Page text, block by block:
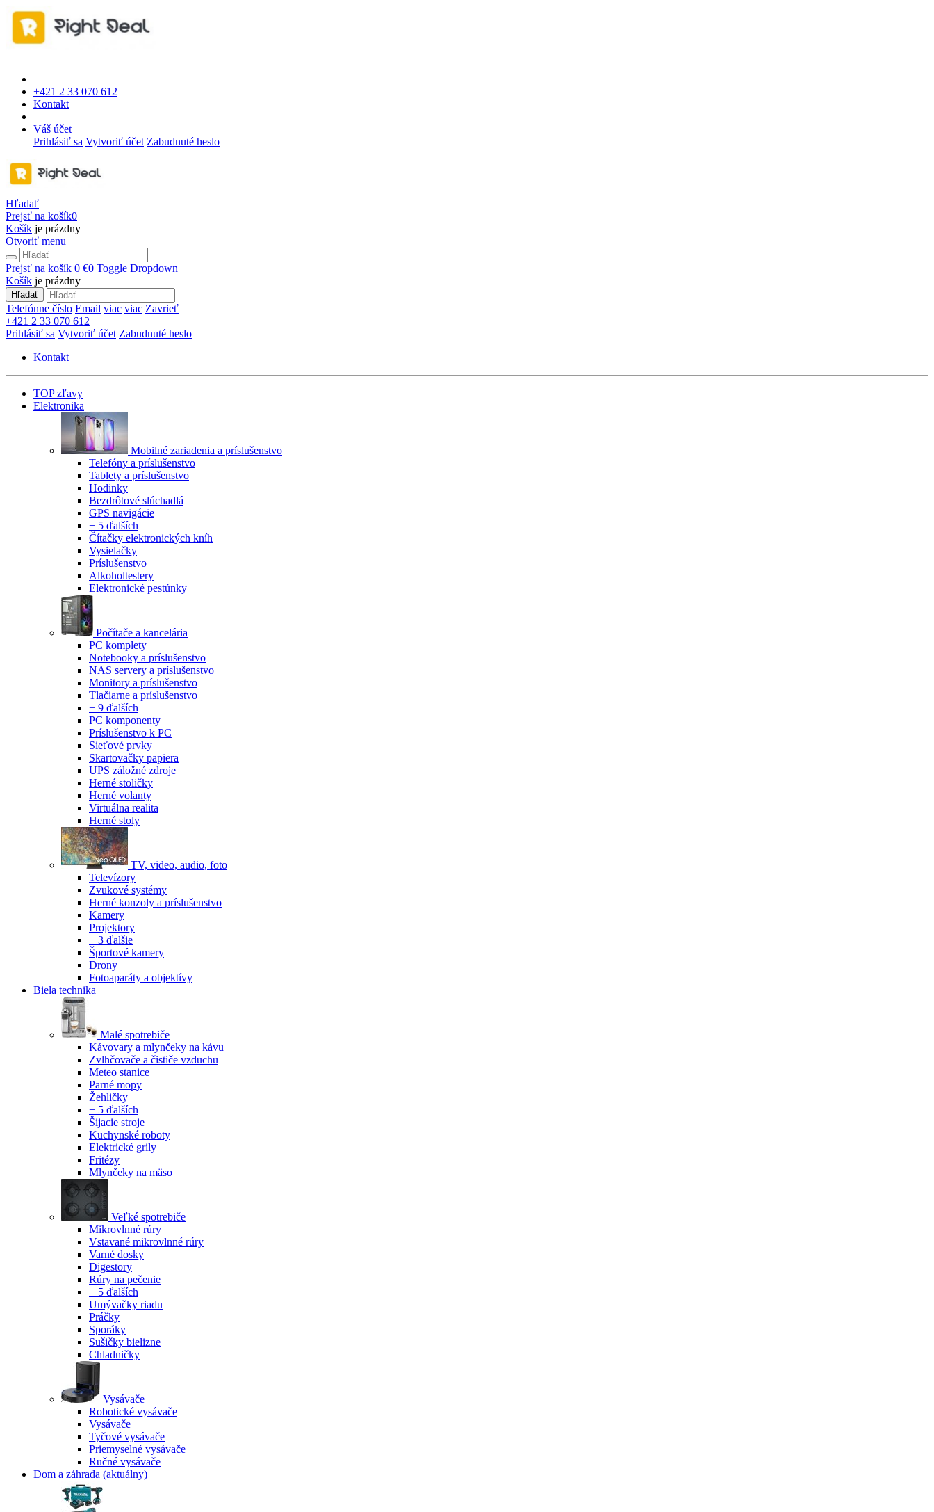
+421 2 33 070 612
Kontakt
Váš účet
Prihlásiť sa Vytvoriť účet Zabudnuté heslo
Hľadať
Prejsť na košík0
Košík je prázdny
Otvoriť menu
Prejsť na košík 0 €0 Toggle Dropdown
Košík je prázdny
Hľadať
Telefónne číslo Email viac viac Zavrieť
+421 2 33 070 612
Prihlásiť sa Vytvoriť účet Zabudnuté heslo
Kontakt
TOP zľavy
Elektronika
Mobilné zariadenia a príslušenstvo
Telefóny a príslušenstvo
Tablety a príslušenstvo
Hodinky
Bezdrôtové slúchadlá
GPS navigácie
+ 5 ďalších
Čítačky elektronických kníh
Vysielačky
Príslušenstvo
Alkoholtestery
Elektronické pestúnky
Počítače a kancelária
PC komplety
Notebooky a príslušenstvo
NAS servery a príslušenstvo
Monitory a príslušenstvo
Tlačiarne a príslušenstvo
+ 9 ďalších
PC komponenty
Príslušenstvo k PC
Sieťové prvky
Skartovačky papiera
UPS záložné zdroje
Herné stoličky
Herné volanty
Virtuálna realita
Herné stoly
TV, video, audio, foto
Televízory
Zvukové systémy
Herné konzoly a príslušenstvo
Kamery
Projektory
+ 3 ďalšie
Športové kamery
Drony
Fotoaparáty a objektívy
Biela technika
Malé spotrebiče
Kávovary a mlynčeky na kávu
Zvlhčovače a čističe vzduchu
Meteo stanice
Parné mopy
Žehličky
+ 5 ďalších
Šijacie stroje
Kuchynské roboty
Elektrické grily
Fritézy
Mlynčeky na mäso
Veľké spotrebiče
Mikrovlnné rúry
Vstavané mikrovlnné rúry
Varné dosky
Digestory
Rúry na pečenie
+ 5 ďalších
Umývačky riadu
Práčky
Sporáky
Sušičky bielizne
Chladničky
Vysávače
Robotické vysávače
Vysávače
Tyčové vysávače
Priemyselné vysávače
Ručné vysávače
Dom a záhrada (aktuálny)